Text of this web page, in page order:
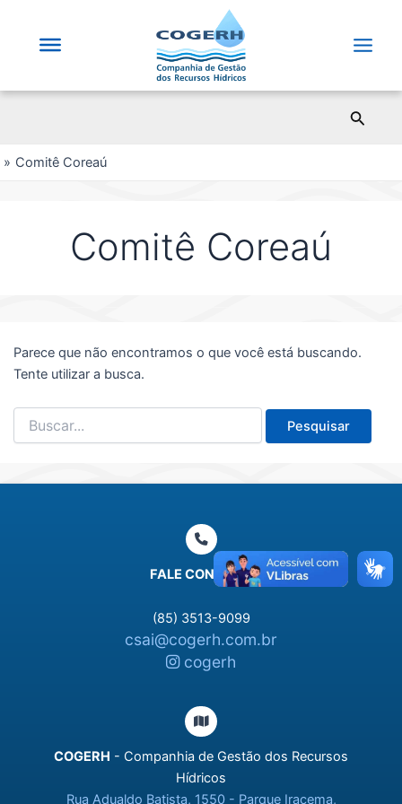
Comitê Coreaú
Comitê Coreaú
Parece que não encontramos o que você está buscando.
Tente utilizar a busca.
Pesquisar
por:
FALE CONOSCO
(85) 3513-9099
csai@cogerh.com.br
cogerh
COGERH - Companhia de Gestão dos Recursos
Hídricos
Rua Adualdo Batista, 1550 - Parque Iracema,